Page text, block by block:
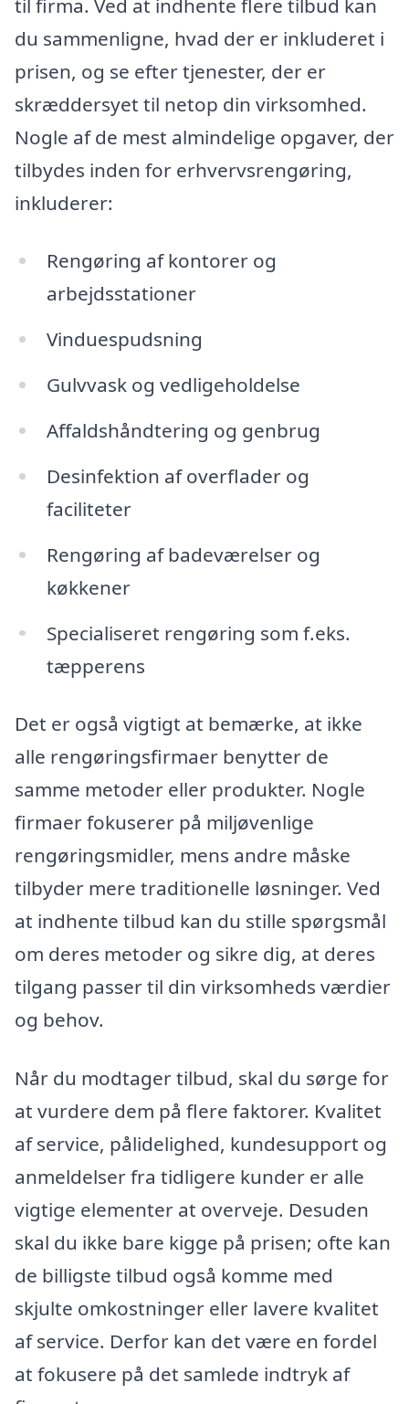
til firma. Ved at indhente flere tilbud kan
du sammenligne, hvad der er inkluderet i
prisen, og se efter tjenester, der er
skræddersyet til netop din virksomhed.
Nogle af de mest almindelige opgaver, der
tilbydes inden for erhvervsrengøring,
inkluderer:
Rengøring af kontorer og
arbejdsstationer
Vinduespudsning
Gulvvask og vedligeholdelse
Affaldshåndtering og genbrug
Desinfektion af overflader og
faciliteter
Rengøring af badeværelser og
køkkener
Specialiseret rengøring som f.eks.
tæpperens
Det er også vigtigt at bemærke, at ikke
alle rengøringsfirmaer benytter de
samme metoder eller produkter. Nogle
firmaer fokuserer på miljøvenlige
rengøringsmidler, mens andre måske
tilbyder mere traditionelle løsninger. Ved
at indhente tilbud kan du stille spørgsmål
om deres metoder og sikre dig, at deres
tilgang passer til din virksomheds værdier
og behov.
Når du modtager tilbud, skal du sørge for
at vurdere dem på flere faktorer. Kvalitet
af service, pålidelighed, kundesupport og
anmeldelser fra tidligere kunder er alle
vigtige elementer at overveje. Desuden
skal du ikke bare kigge på prisen; ofte kan
de billigste tilbud også komme med
skjulte omkostninger eller lavere kvalitet
af service. Derfor kan det være en fordel
at fokusere på det samlede indtryk af